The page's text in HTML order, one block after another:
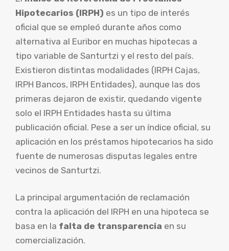
Hipotecarios (IRPH) es un tipo de interés
oficial que se empleó durante años como
alternativa al Euribor en muchas hipotecas a
tipo variable de Santurtzi y el resto del país.
Existieron distintas modalidades (IRPH Cajas,
IRPH Bancos, IRPH Entidades), aunque las dos
primeras dejaron de existir, quedando vigente
solo el IRPH Entidades hasta su última
publicación oficial. Pese a ser un índice oficial, su
aplicación en los préstamos hipotecarios ha sido
fuente de numerosas disputas legales entre
vecinos de Santurtzi.
La principal argumentación de reclamación
contra la aplicación del IRPH en una hipoteca se
basa en la falta de transparencia en su
comercialización.